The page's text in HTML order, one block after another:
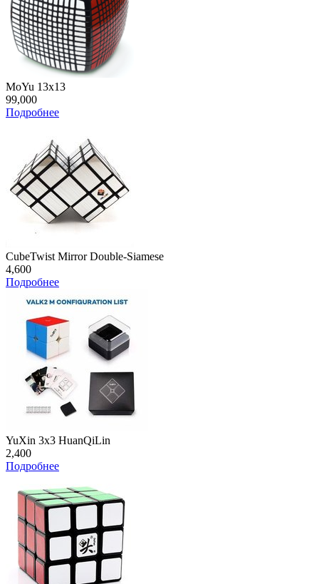
MoYu 13x13
99,000
Подробнее
CubeTwist Mirror Double-Siamese
4,600
Подробнее
YuXin 3x3 HuanQiLin
2,400
Подробнее